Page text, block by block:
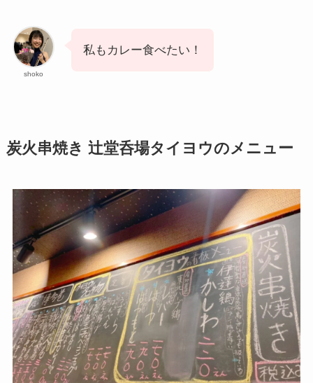
shoko
私もカレー食べたい！
炭火串焼き 辻堂呑場タイヨウのメニュー